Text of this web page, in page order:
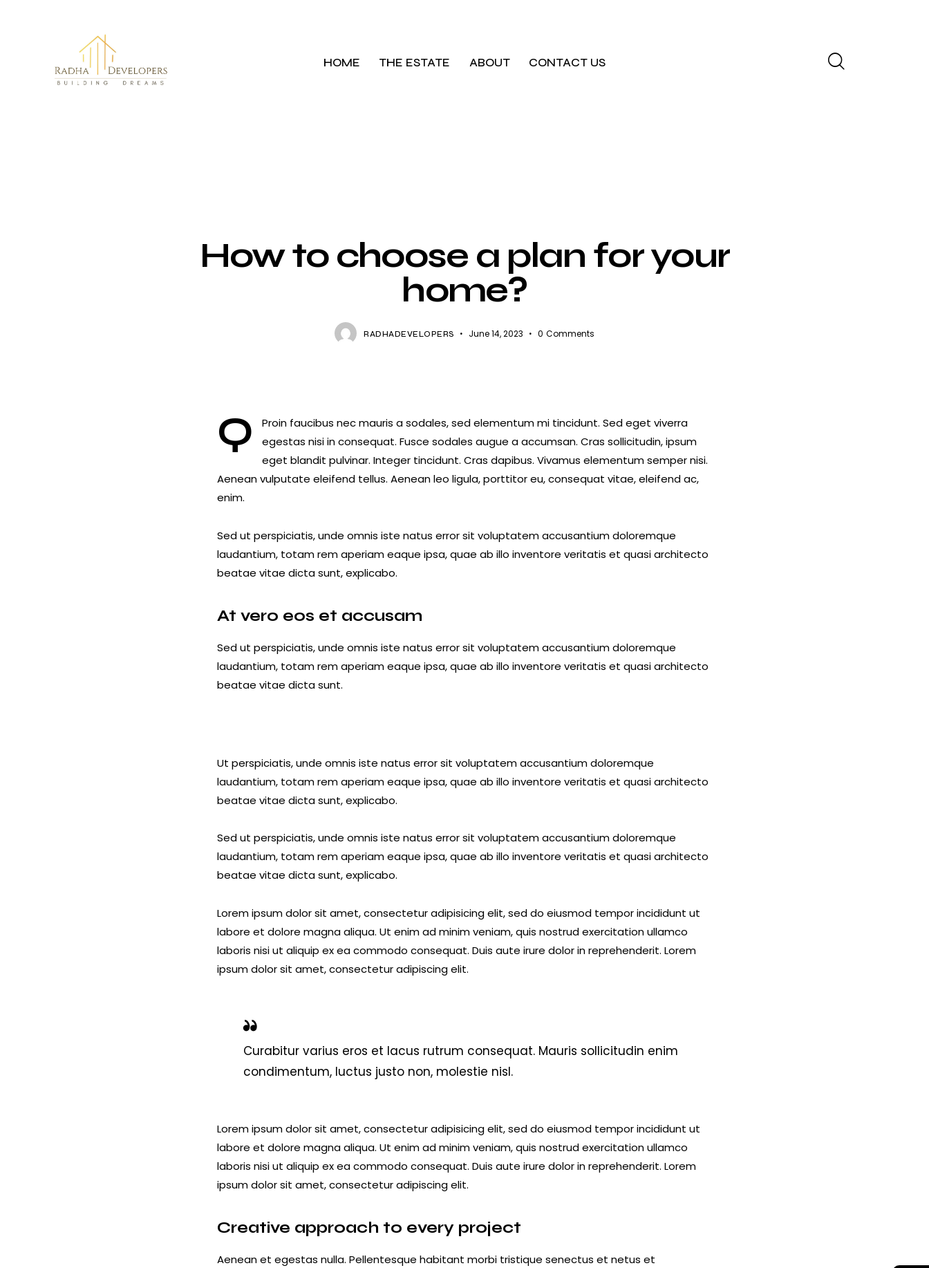
HOME THE ESTATE ABOUT CONTACT US
How to choose a plan for your
home?
RADHADEVELOPERS June 14, 2023 0 Comments
Q
Proin faucibus nec mauris a sodales, sed elementum mi tincidunt. Sed eget viverra
egestas nisi in consequat. Fusce sodales augue a accumsan. Cras sollicitudin, ipsum
eget blandit pulvinar. Integer tincidunt. Cras dapibus. Vivamus elementum semper nisi.
Aenean vulputate eleifend tellus. Aenean leo ligula, porttitor eu, consequat vitae, eleifend ac,
enim.
Sed ut perspiciatis, unde omnis iste natus error sit voluptatem accusantium doloremque
laudantium, totam rem aperiam eaque ipsa, quae ab illo inventore veritatis et quasi architecto
beatae vitae dicta sunt, explicabo.
At vero eos et accusam
Sed ut perspiciatis, unde omnis iste natus error sit voluptatem accusantium doloremque
laudantium, totam rem aperiam eaque ipsa, quae ab illo inventore veritatis et quasi architecto
beatae vitae dicta sunt.
Ut perspiciatis, unde omnis iste natus error sit voluptatem accusantium doloremque
laudantium, totam rem aperiam eaque ipsa, quae ab illo inventore veritatis et quasi architecto
beatae vitae dicta sunt, explicabo.
Sed ut perspiciatis, unde omnis iste natus error sit voluptatem accusantium doloremque
laudantium, totam rem aperiam eaque ipsa, quae ab illo inventore veritatis et quasi architecto
beatae vitae dicta sunt, explicabo.
Lorem ipsum dolor sit amet, consectetur adipisicing elit, sed do eiusmod tempor incididunt ut
labore et dolore magna aliqua. Ut enim ad minim veniam, quis nostrud exercitation ullamco
laboris nisi ut aliquip ex ea commodo consequat. Duis aute irure dolor in reprehenderit. Lorem
ipsum dolor sit amet, consectetur adipiscing elit.
Curabitur varius eros et lacus rutrum consequat. Mauris sollicitudin enim
condimentum, luctus justo non, molestie nisl.
Lorem ipsum dolor sit amet, consectetur adipisicing elit, sed do eiusmod tempor incididunt ut
labore et dolore magna aliqua. Ut enim ad minim veniam, quis nostrud exercitation ullamco
laboris nisi ut aliquip ex ea commodo consequat. Duis aute irure dolor in reprehenderit. Lorem
ipsum dolor sit amet, consectetur adipiscing elit.
Creative approach to every project
Aenean et egestas nulla. Pellentesque habitant morbi tristique senectus et netus et